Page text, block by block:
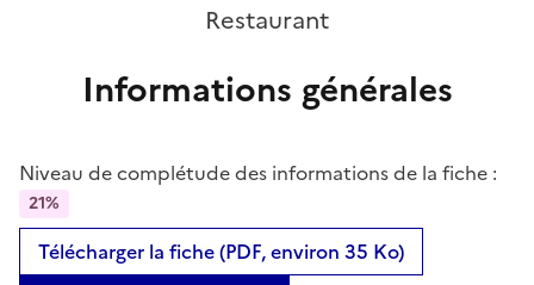
Restaurant
Informations générales
Niveau de complétude des informations de la fiche :
21%
Télécharger la fiche (PDF, environ 35 Ko)